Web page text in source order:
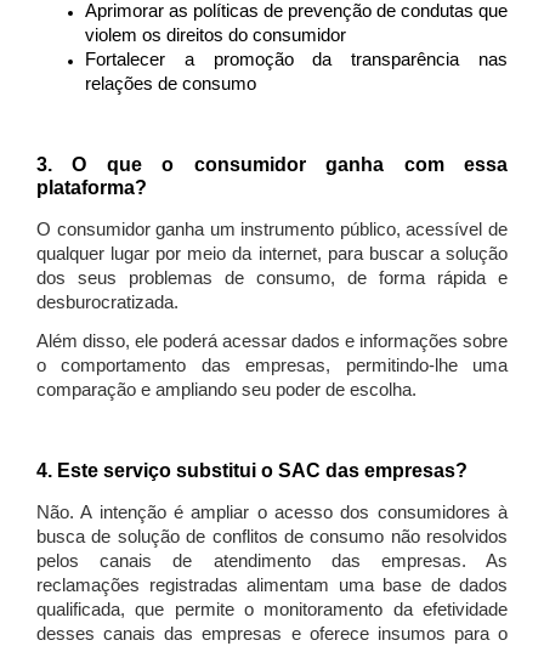
Aprimorar as políticas de prevenção de condutas que
violem os direitos do consumidor
Fortalecer a promoção da transparência nas
relações de consumo
3. O que o consumidor ganha com essa
plataforma?
O consumidor ganha um instrumento público, acessível de
qualquer lugar por meio da internet, para buscar a solução
dos seus problemas de consumo, de forma rápida e
desburocratizada.
Além disso, ele poderá acessar dados e informações sobre
o comportamento das empresas, permitindo-lhe uma
comparação e ampliando seu poder de escolha.
4. Este serviço substitui o SAC das empresas?
Não. A intenção é ampliar o acesso dos consumidores à
busca de solução de conflitos de consumo não resolvidos
pelos canais de atendimento das empresas. As
reclamações registradas alimentam uma base de dados
qualificada, que permite o monitoramento da efetividade
desses canais das empresas e oferece insumos para o